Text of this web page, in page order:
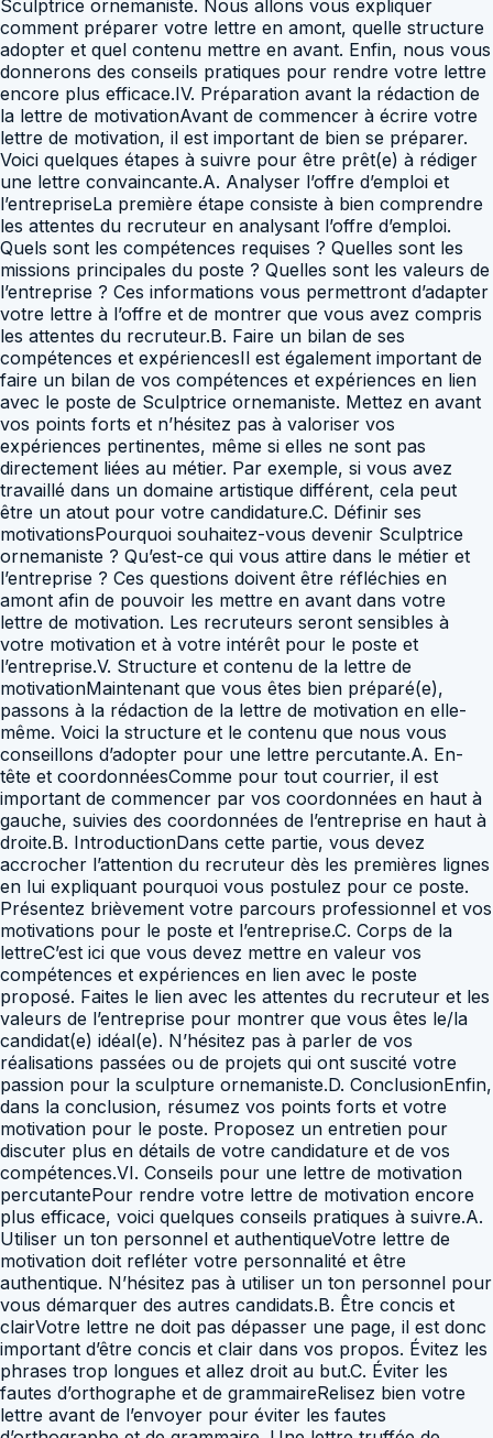
Sculptrice ornemaniste. Nous allons vous expliquer
comment préparer votre lettre en amont, quelle structure
adopter et quel contenu mettre en avant. Enfin, nous vous
donnerons des conseils pratiques pour rendre votre lettre
encore plus efficace.IV. Préparation avant la rédaction de
la lettre de motivationAvant de commencer à écrire votre
lettre de motivation, il est important de bien se préparer.
Voici quelques étapes à suivre pour être prêt(e) à rédiger
une lettre convaincante.A. Analyser l’offre d’emploi et
l’entrepriseLa première étape consiste à bien comprendre
les attentes du recruteur en analysant l’offre d’emploi.
Quels sont les compétences requises ? Quelles sont les
missions principales du poste ? Quelles sont les valeurs de
l’entreprise ? Ces informations vous permettront d’adapter
votre lettre à l’offre et de montrer que vous avez compris
les attentes du recruteur.B. Faire un bilan de ses
compétences et expériencesIl est également important de
faire un bilan de vos compétences et expériences en lien
avec le poste de Sculptrice ornemaniste. Mettez en avant
vos points forts et n’hésitez pas à valoriser vos
expériences pertinentes, même si elles ne sont pas
directement liées au métier. Par exemple, si vous avez
travaillé dans un domaine artistique différent, cela peut
être un atout pour votre candidature.C. Définir ses
motivationsPourquoi souhaitez-vous devenir Sculptrice
ornemaniste ? Qu’est-ce qui vous attire dans le métier et
l’entreprise ? Ces questions doivent être réfléchies en
amont afin de pouvoir les mettre en avant dans votre
lettre de motivation. Les recruteurs seront sensibles à
votre motivation et à votre intérêt pour le poste et
l’entreprise.V. Structure et contenu de la lettre de
motivationMaintenant que vous êtes bien préparé(e),
passons à la rédaction de la lettre de motivation en elle-
même. Voici la structure et le contenu que nous vous
conseillons d’adopter pour une lettre percutante.A. En-
tête et coordonnéesComme pour tout courrier, il est
important de commencer par vos coordonnées en haut à
gauche, suivies des coordonnées de l’entreprise en haut à
droite.B. IntroductionDans cette partie, vous devez
accrocher l’attention du recruteur dès les premières lignes
en lui expliquant pourquoi vous postulez pour ce poste.
Présentez brièvement votre parcours professionnel et vos
motivations pour le poste et l’entreprise.C. Corps de la
lettreC’est ici que vous devez mettre en valeur vos
compétences et expériences en lien avec le poste
proposé. Faites le lien avec les attentes du recruteur et les
valeurs de l’entreprise pour montrer que vous êtes le/la
candidat(e) idéal(e). N’hésitez pas à parler de vos
réalisations passées ou de projets qui ont suscité votre
passion pour la sculpture ornemaniste.D. ConclusionEnfin,
dans la conclusion, résumez vos points forts et votre
motivation pour le poste. Proposez un entretien pour
discuter plus en détails de votre candidature et de vos
compétences.VI. Conseils pour une lettre de motivation
percutantePour rendre votre lettre de motivation encore
plus efficace, voici quelques conseils pratiques à suivre.A.
Utiliser un ton personnel et authentiqueVotre lettre de
motivation doit refléter votre personnalité et être
authentique. N’hésitez pas à utiliser un ton personnel pour
vous démarquer des autres candidats.B. Être concis et
clairVotre lettre ne doit pas dépasser une page, il est donc
important d’être concis et clair dans vos propos. Évitez les
phrases trop longues et allez droit au but.C. Éviter les
fautes d’orthographe et de grammaireRelisez bien votre
lettre avant de l’envoyer pour éviter les fautes